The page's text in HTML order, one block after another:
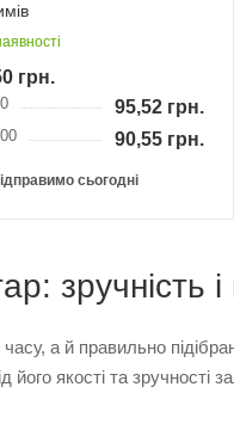
грн.
95,52грн.
90,55грн.
сьогодні
зручність
а й правильно
якості та зручності